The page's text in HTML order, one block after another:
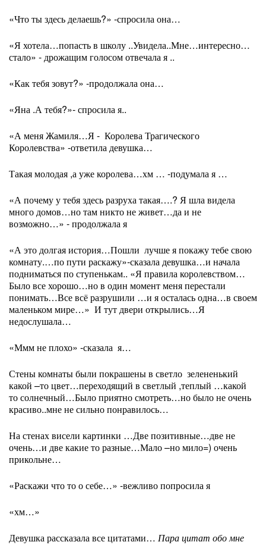
«Что ты здесь делаешь?» -спросила она…
«Я хотела…попасть в школу ..Увидела..Мне…интересно…
стало» - дрожащим голосом отвечала я ..
«Кактебя зовут?» -продолжала она…
«Яна .А тебя?»- спросила я..
«А меня Жамиля…Я - Королева Трагического
Королевства» -ответила девушка…
Такая молодая ,а уже королева…хм … -подумала я …
«А почему у тебя здесь разруха такая….? Я шла видела
много домов…но там никто не живет…да и не
возможно…» - продолжала я
«А это долгая история…Пошли лучше я покажу тебе свою
комнату.…по пути раскажу»-сказала девушка…и начала
подниматься по ступенькам.. «Я правила королевством…
Было все хорошо…но в один момент меня перестали
понимать…Все всё разрушили …и я осталась одна…в своем
маленьком мире…» И тут двери открылись…Я
недослушала…
«Ммм не плохо» -сказала я…
Стены комнаты были покрашены в светло зелененький
какой –то цвет…переходящий в светлый ,теплый …какой
то солнечный…Было приятно смотреть…но было не очень
красиво..мне не сильно понравилось…
На стенах висели картинки …Две позитивные…две не
очень…и две какие то разные…Мало –но мило=) очень
прикольне…
«Раскажи что то о себе…» -вежливо попросила я
«хм…»
Девушка рассказала все цитатами… Пара цитат обо мне